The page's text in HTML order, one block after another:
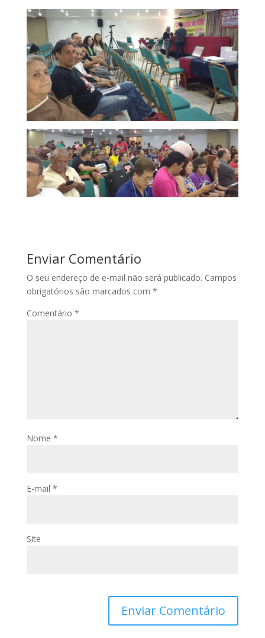
Enviar Comentário
O seu endereço de e-mail não será publicado. Campos
obrigatórios são marcados com *
Comentário *
Nome *
E-mail *
Site